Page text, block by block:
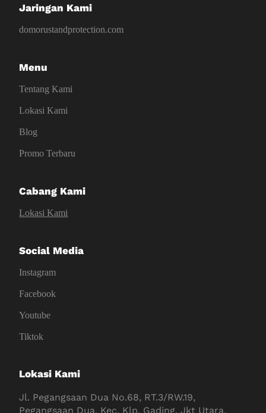
Jaringan Kami
domorustandprotection.com
Menu
Tentang Kami
Lokasi Kami
Blog
Promo Terbaru
Cabang Kami
Lokasi Kami
Social Media
Instagram
Facebook
Youtube
Tiktok
Lokasi Kami
Jl. Pegangsaan Dua No.68, RT.3/RW.19,
Pegangsaan Dua, Kec. Klp. Gading, Jkt Utara,